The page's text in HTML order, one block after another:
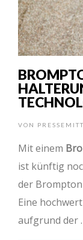
VON
Mit einem
ist künftig
der
Eine
aufgrund der